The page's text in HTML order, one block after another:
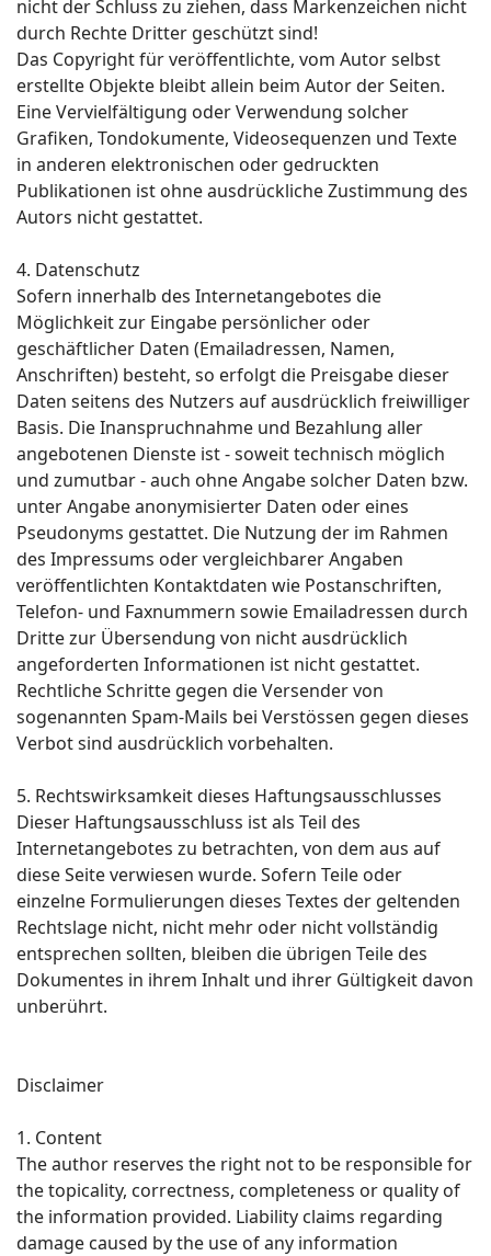
nicht der Schluss zu ziehen, dass Markenzeichen nicht
durch Rechte Dritter geschützt sind!
Das Copyright für veröffentlichte, vom Autor selbst
erstellte Objekte bleibt allein beim Autor der Seiten.
Eine Vervielfältigung oder Verwendung solcher
Grafiken, Tondokumente, Videosequenzen und Texte
in anderen elektronischen oder gedruckten
Publikationen ist ohne ausdrückliche Zustimmung des
Autors nicht gestattet.
4. Datenschutz
Sofern innerhalb des Internetangebotes die
Möglichkeit zur Eingabe persönlicher oder
geschäftlicher Daten (Emailadressen, Namen,
Anschriften) besteht, so erfolgt die Preisgabe dieser
Daten seitens des Nutzers auf ausdrücklich freiwilliger
Basis. Die Inanspruchnahme und Bezahlung aller
angebotenen Dienste ist - soweit technisch möglich
und zumutbar - auch ohne Angabe solcher Daten bzw.
unter Angabe anonymisierter Daten oder eines
Pseudonyms gestattet. Die Nutzung der im Rahmen
des Impressums oder vergleichbarer Angaben
veröffentlichten Kontaktdaten wie Postanschriften,
Telefon- und Faxnummern sowie Emailadressen durch
Dritte zur Übersendung von nicht ausdrücklich
angeforderten Informationen ist nicht gestattet.
Rechtliche Schritte gegen die Versender von
sogenannten Spam-Mails bei Verstössen gegen dieses
Verbot sind ausdrücklich vorbehalten.
5. Rechtswirksamkeit dieses Haftungsausschlusses
Dieser Haftungsausschluss ist als Teil des
Internetangebotes zu betrachten, von dem aus auf
diese Seite verwiesen wurde. Sofern Teile oder
einzelne Formulierungen dieses Textes der geltenden
Rechtslage nicht, nicht mehr oder nicht vollständig
entsprechen sollten, bleiben die übrigen Teile des
Dokumentes in ihrem Inhalt und ihrer Gültigkeit davon
unberührt.
Disclaimer
1. Content
The author reserves the right not to be responsible for
the topicality, correctness, completeness or quality of
the information provided. Liability claims regarding
damage caused by the use of any information